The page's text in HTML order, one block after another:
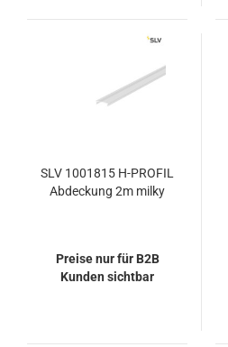
SLV 1001815 H-PROFIL
Abdeckung 2m milky
Preise nur für B2B
Kunden sichtbar